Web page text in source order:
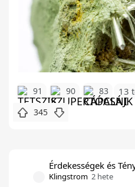
91 90 83 13
345
Érdekességek és
Klingstrom 2 hete